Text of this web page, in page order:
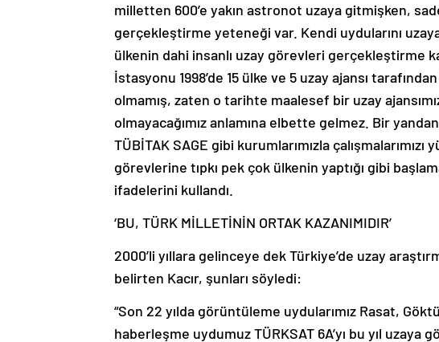
milletten 600’e yakın astronot uzaya gitmişken,
gerçekleştirme yeteneği var. Kendi uydularını
ülkenin dahi insanlı uzay görevleri gerçekleştirme
İstasyonu 1998’de 15 ülke ve 5 uzay ajansı
olmamış, zaten o tarihte maalesef bir uzay
olmayacağımız anlamına elbette gelmez. Bir
TÜBİTAK SAGE gibi kurumlarımızla
görevlerine tıpkı pek çok ülkenin yaptığı gibi
ifadelerini kullandı.
‘BU, TÜRK MİLLETİNİN ORTAK KAZANIMIDIR’
2000’li yıllara gelinceye dek Türkiye’de uzay
belirten Kacır, şunları söyledi:
“Son 22 yılda görüntüleme uydularımız Rasat,
haberleşme uydumuz TÜRKSAT 6A’yı bu yıl uzaya